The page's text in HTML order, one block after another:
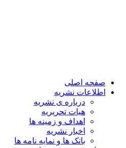
صفحه اصلی
اطلاعات نشریه
درباره ی نشریه
هیات تحریریه
اهداف و زمینه ها
اخبار نشریه
بانک ها و نمایه نامه ها